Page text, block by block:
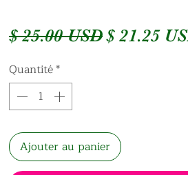
$ 25.00 USDPrix
$ 21.25
Quantité*
Ajouter au panier